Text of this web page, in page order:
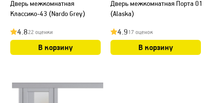
Дверь межкомнатная
Классико-43 (Nardo Grey)
4.822 оценки
В корзину
Дверь межкомнатная Порта 01
(Alaska)
4.917 оценок
В корзину